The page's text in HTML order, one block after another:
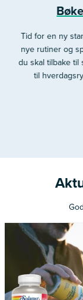
Tid for en ny
nye rutiner og
du skal tilbake
til
Nå: 260